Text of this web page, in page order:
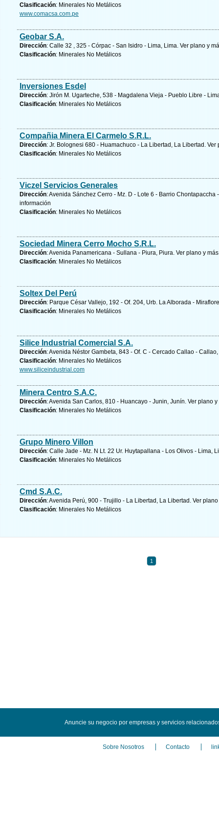
Clasificación: Minerales No Metálicos
www.comacsa.com.pe
Geobar S.A.
Dirección: Calle 32 , 325 - Córpac - San Isidro - Lima, Lima. Ver plano y
Clasificación: Minerales No Metálicos
Inversiones Esdel
Dirección: Jirón M. Ugarteche, 538 - Magdalena Vieja - Pueblo Libre -
Clasificación: Minerales No Metálicos
Compañia Minera El Carmelo S.R.L.
Dirección: Jr. Bolognesi 680 - Huamachuco - La Libertad, La Libertad. Ver
Clasificación: Minerales No Metálicos
Viczel Servicios Generales
Dirección: Avenida Sánchez Cerro - Mz. D - Lote 6 - Barrio
información
Clasificación: Minerales No Metálicos
Sociedad Minera Cerro Mocho S.R.L.
Dirección: Avenida Panamericana - Sullana - Piura, Piura. Ver plano y
Clasificación: Minerales No Metálicos
Soltex Del Perú
Dirección: Parque César Vallejo, 192 - Of. 204, Urb. La Alborada -
Clasificación: Minerales No Metálicos
Silice Industrial Comercial S.A.
Dirección: Avenida Néstor Gambeta, 843 - Of. C - Cercado Callao -
Clasificación: Minerales No Metálicos
www.siliceindustrial.com
Minera Centro S.A.C.
Dirección: Avenida San Carlos, 810 - Huancayo - Junin, Junín. Ver plano y
Clasificación: Minerales No Metálicos
Grupo Minero Villon
Dirección: Calle Jade - Mz. N Lt. 22 Ur. Huytapallana - Los Olivos - Lima,
Clasificación: Minerales No Metálicos
Cmd S.A.C.
Dirección: Avenida Perú, 900 - Trujillo - La Libertad, La Libertad. Ver plano
Clasificación: Minerales No Metálicos
1
Anuncie su negocio por empresas y servicios
Sobre Nosotros Contacto